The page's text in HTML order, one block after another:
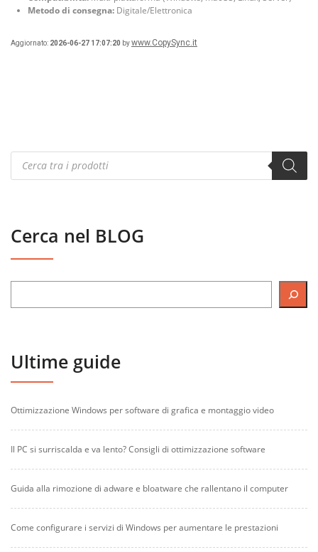
Metodo di consegna: Digitale/Elettronica
Aggiornato: 2026-06-27 17:07:20 bywww.CopySync.it
Products
search
Cerca nel BLOG
Ultime guide
Ottimizzazione Windows per software di grafica e montaggio video
Il PC si surriscalda e va lento? Consigli di ottimizzazione software
Guida alla rimozione di adware e bloatware che rallentano il computer
Come configurare i servizi di Windows per aumentare le prestazioni